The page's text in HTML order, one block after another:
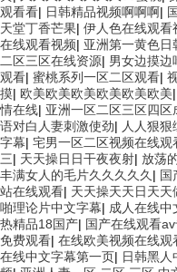
观看看| 日韩精品视频啊啊啊|
天堂丁香芒果| 伊人色在线观看
在线观看视频| 亚洲第一黄色日
二区三区在线资源| 男女边摸边
观看| 蜜桃系列一区二区观看|
摸| 欧美欧美欧美欧美欧美欧美|
情在线| 亚洲一区二区三区四区
语对白人妻刺激使劲| 人人狠
字幕| 宅男一区二区视频在线观
三| 天天操日日干夜夜射| 放荡
丰满女人的毛片久久久久久 | 国
站在线观看| 天天操天天日天天
啪理论片中文字幕| 成人在线中
热精品18国产| 国产在线观看
免费观看| 在线欧美视频在线观
在线中文字幕第一页| 日韩黑人